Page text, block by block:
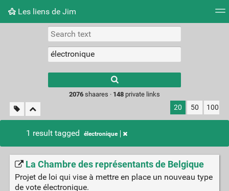
Les liens de Jim
Picture wall
results.
2076shaares · 148private links
20 50 100
1 result tagged électronique
La Chambre des représentants de Belgique
Projet de loi qui vise à mettre en place un nouveau type
de vote électronique.